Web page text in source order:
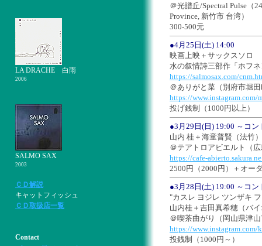
LA DRACHE 白雨
2006
SALMO SAX
2003
ＣＤ解説
キャットフィッシュ
ＣＤ取扱店一覧
Contact
＠光譜丘/Spectral Pulse（
Province, 新竹市 台湾）
300-500元
●4月25日(土) 14:00
映画上映＋サックスソロ
水の叙情詩三部作「ホフ
https://salmosax.com/
＠ありがと菜（別府市堀
https://www.instagram.com/
投げ銭制（1000円以上）
●3月29日(日) 19:00 ～コ
山内 桂＋海童普賢（法竹
＠テアトロアビエルト（
https://cafe-
2500円（2000円）＋オー
●3月28日(土) 19:00 ～コ
"カスレ ヨジレ ツンザキ
山内桂＋吉田真希穂（バ
＠喫茶曲がり（岡山県津
https://www.instagram.com/
投銭制（1000円～）